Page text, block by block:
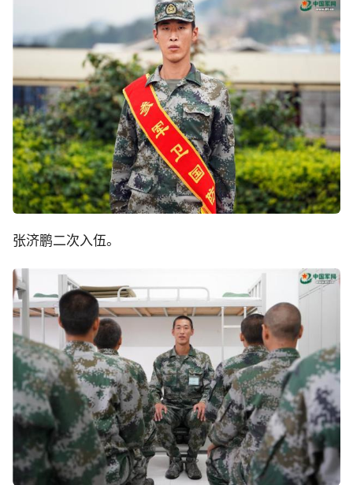
张济鹏二次入伍。